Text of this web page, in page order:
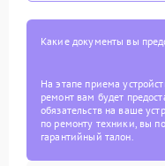
Какие документы вы
На этапе приема
ремонт вам будет
обязательств на ваше
по ремонту техники, вы
гарантийный талон.